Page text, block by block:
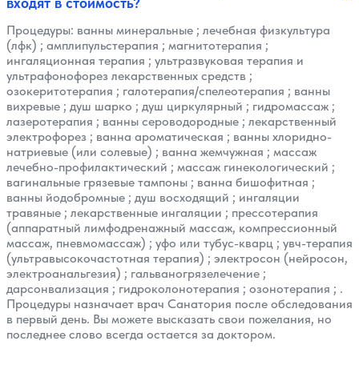
Процедуры: ванны минеральные ; лечебная физкультура
(лфк) ; амплипульстерапия ; магнитотерапия ;
ингаляционная терапия ; ультразвуковая терапия и
ультрафонофорез лекарственных средств ;
озокеритотерапия ; галотерапия/спелеотерапия ; ванны
вихревые ; душ шарко ; душ циркулярный ; гидромассаж ;
лазеротерапия ; ванны сероводородные ; лекарственный
электрофорез ; ванна ароматическая ; ванны хлоридно-
натриевые (или солевые) ; ванна жемчужная ; массаж
лечебно-профилактический ; массаж гинекологический ;
вагинальные грязевые тампоны ; ванна бишофитная ;
ванны йодобромные ; душ восходящий ; ингаляции
травяные ; лекарственные ингаляции ; прессотерапия
(аппаратный лимфодренажный массаж, компрессионный
массаж, пневмомассаж) ; уфо или тубус-кварц ; увч-терапия
(ультравысокочастотная терапия) ; электросон (нейросон,
электроанальгезия) ; гальваногрязелечение ;
дарсонвализация ; гидроколонотерапия ; озонотерапия ; .
Процедуры назначает врач Санатория после обследования
в первый день. Вы можете высказать свои пожелания, но
последнее слово всегда остается за доктором.